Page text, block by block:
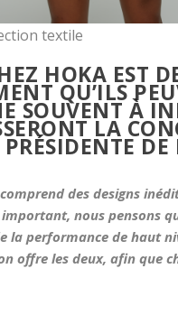
textile
HOKA EST
QU’ILS
SOUVENT À
LA
des designs
nous pensons
la performance de haut
offre les deux, afin que